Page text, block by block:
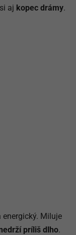
aj kopec drámy.
energický. Miluje
príliš dlho.